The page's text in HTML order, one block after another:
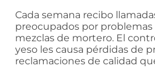
Cada semana recibo
preocupados por
mezclas de mortero. El
yeso les causa pérdidas de
reclamaciones de calidad